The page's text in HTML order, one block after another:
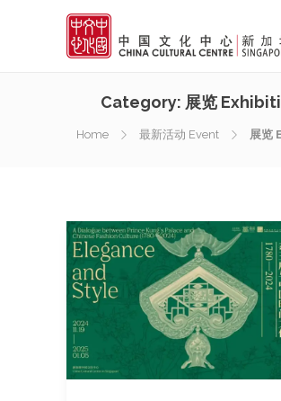
Category: 展览
Home 最新活动 Event 展览